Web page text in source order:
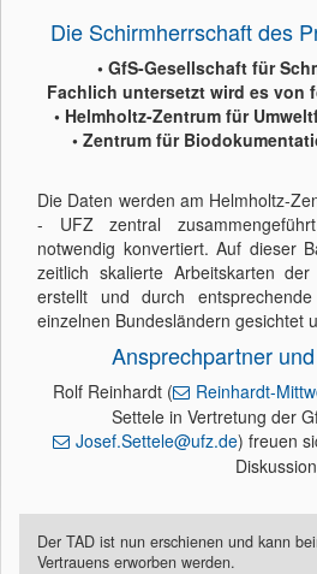
Die Schirmherrschaft des
• GfS-Gesellschaft für
Fachlich untersetzt wird es von
• Helmholtz-Zentrum für
• Zentrum für
Die Daten werden am Helmholtz-
- UFZ zentral
notwendig konvertiert. Auf dieser
zeitlich skalierte Arbeitskarten
erstellt und durch
einzelnen Bundesländern gesichtet
Ansprechpartner
Rolf Reinhardt ( Reinhardt-
Settele in Vertretung der
Josef.Settele@ufz.de) freuen
Der TAD ist nun erschienen und kann
Vertrauens erworben werden.